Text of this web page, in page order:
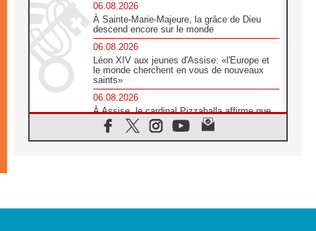
06.08.2026
À Sainte-Marie-Majeure, la grâce de Dieu
descend encore sur le monde
06.08.2026
Léon XIV aux jeunes d'Assise: «l'Europe et
le monde cherchent en vous de nouveaux
saints»
06.08.2026
À Assise, le cardinal Pizzaballa affirme que
«les chrétiens veulent la paix»
06.08.2026